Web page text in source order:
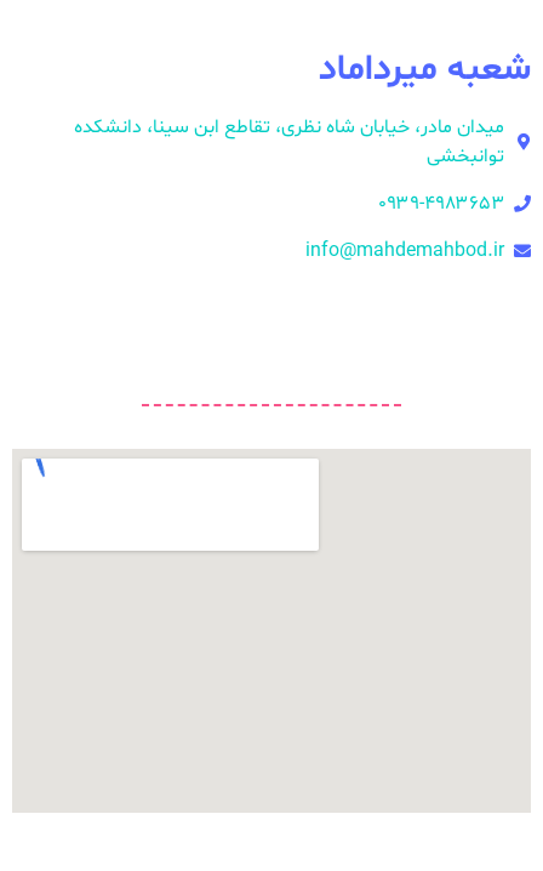
شعبه میرداماد
میدان مادر، خیابان شاه نظری، تقاطع ابن سینا، دانشکده
توانبخشی
۰۹۳۹-۴۹۸۳۶۵۳
info@mahdemahbod.ir